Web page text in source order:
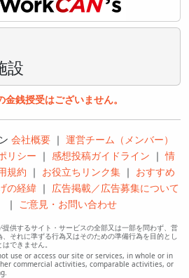
設
銭授受はございません。
会社概要 ｜ 運営チーム（メンバー）
リシー ｜ 感想投稿ガイドライン ｜情
規約 ｜ お役立ちリンク集 ｜ おすすめ
の経緯 ｜ 広告掲載／広告募集について
｜ ご意見・お問い合わせ
供するサイト・サービスの全部又は一部を問わず、営
それに準ずる行為又はそのための準備行為を目的とし
できません。
use or access our site or services, in whole or in
commercial activities, comparable activities, or